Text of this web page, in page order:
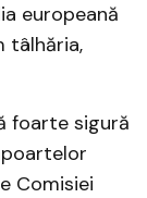
europeană
tâlhăria,
foarte sigură
Comisiei